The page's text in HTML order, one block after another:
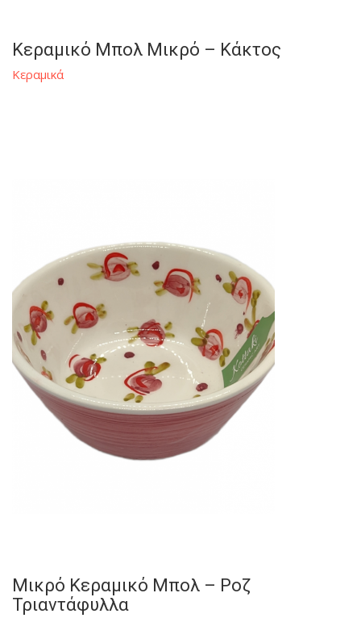
Κεραμικό Μπολ Μικρό – Κάκτος
Κεραμικά
Μικρό Κεραμικό Μπολ – Ροζ
Τριαντάφυλλα